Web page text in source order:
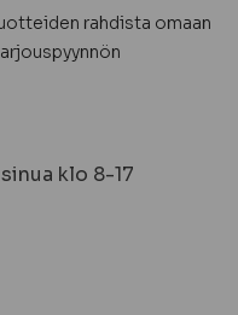
rahdista omaan
klo 8-17